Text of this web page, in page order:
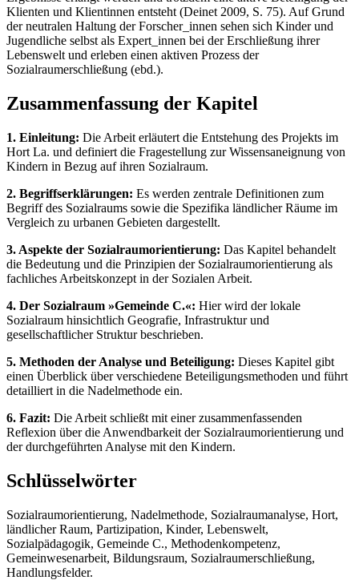
Klienten und Klientinnen entsteht (Deinet 2009, S. 75). Auf Grund
der neutralen Haltung der Forscher_innen sehen sich Kinder und
Jugendliche selbst als Expert_innen bei der Erschließung ihrer
Lebenswelt und erleben einen aktiven Prozess der
Sozialraumerschließung (ebd.).
Zusammenfassung der Kapitel
1. Einleitung: Die Arbeit erläutert die Entstehung des Projekts im
Hort La. und definiert die Fragestellung zur Wissensaneignung von
Kindern in Bezug auf ihren Sozialraum.
2. Begriffserklärungen: Es werden zentrale Definitionen zum
Begriff des Sozialraums sowie die Spezifika ländlicher Räume im
Vergleich zu urbanen Gebieten dargestellt.
3. Aspekte der Sozialraumorientierung: Das Kapitel behandelt
die Bedeutung und die Prinzipien der Sozialraumorientierung als
fachliches Arbeitskonzept in der Sozialen Arbeit.
4. Der Sozialraum »Gemeinde C.«: Hier wird der lokale
Sozialraum hinsichtlich Geografie, Infrastruktur und
gesellschaftlicher Struktur beschrieben.
5. Methoden der Analyse und Beteiligung: Dieses Kapitel gibt
einen Überblick über verschiedene Beteiligungsmethoden und führt
detailliert in die Nadelmethode ein.
6. Fazit: Die Arbeit schließt mit einer zusammenfassenden
Reflexion über die Anwendbarkeit der Sozialraumorientierung und
der durchgeführten Analyse mit den Kindern.
Schlüsselwörter
Sozialraumorientierung, Nadelmethode, Sozialraumanalyse, Hort,
ländlicher Raum, Partizipation, Kinder, Lebenswelt,
Sozialpädagogik, Gemeinde C., Methodenkompetenz,
Gemeinwesenarbeit, Bildungsraum, Sozialraumerschließung,
Handlungsfelder.